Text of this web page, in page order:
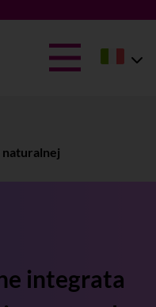
naturalnej
integrata